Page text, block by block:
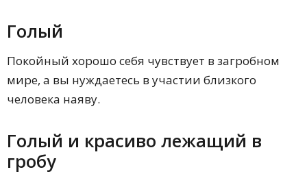
Голый
Покойный хорошо себя чувствует в загробном
мире, а вы нуждаетесь в участии близкого
человека наяву.
Голый и красиво лежащий в
гробу